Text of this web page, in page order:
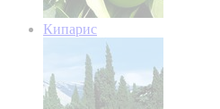
Кипарис